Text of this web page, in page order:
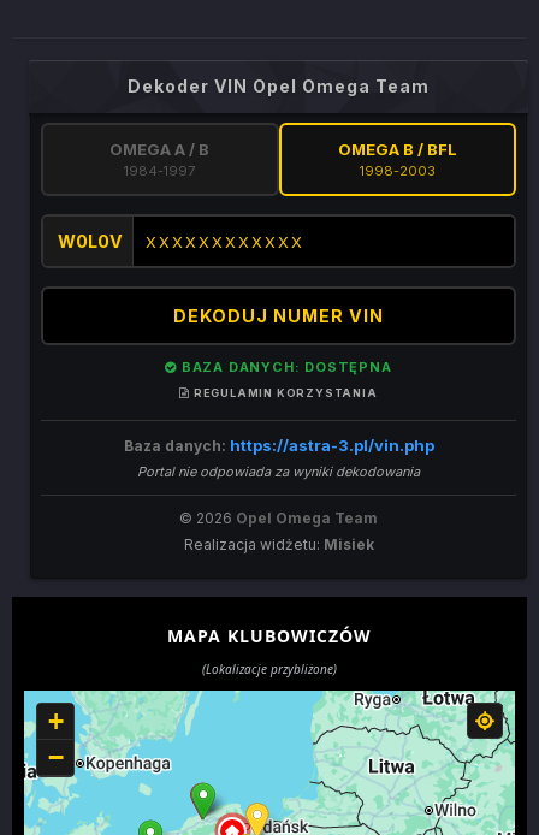
Dekoder VIN Opel Omega Team
OMEGA A / B
1984-1997
OMEGA B / BFL
1998-2003
W0L0V
DEKODUJ NUMER VIN
BAZA DANYCH: DOSTĘPNA
REGULAMIN KORZYSTANIA
Baza danych: https://astra-3.pl/vin.php
Portal nie odpowiada za wyniki dekodowania
© 2026 Opel Omega Team
Realizacja widżetu: Misiek
MAPA KLUBOWICZÓW
(Lokalizacje przybliżone)
+
−